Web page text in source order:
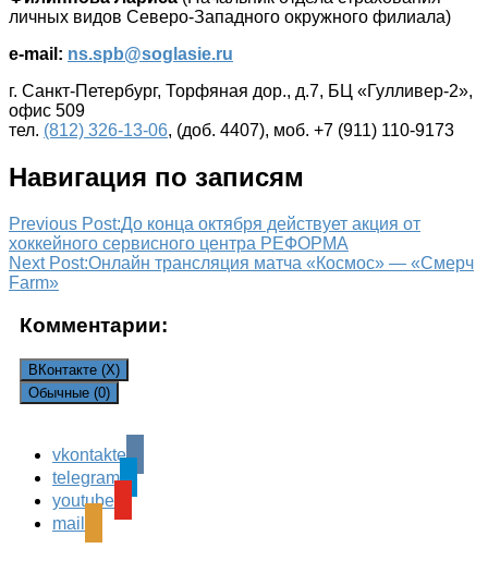
личных видов Северо-Западного окружного филиала)
e-mail: ns.spb@soglasie.ru
г. Санкт-Петербург, Торфяная дор., д.7, БЦ «Гулливер-2»,
офис 509
тел. (812) 326-13-06, (доб. 4407), моб. +7 (911) 110-9173
Навигация по записям
Previous Post:До конца октября действует акция от
хоккейного сервисного центра РЕФОРМА
Next Post:Онлайн трансляция матча «Космос» — «Смерч
Farm»
Комментарии:
ВКонтакте (X)
Обычные (0)
Leave a Reply
Ваш адрес email не будет опубликован.
поля помечены
vkontakte
telegram
youtube
mail